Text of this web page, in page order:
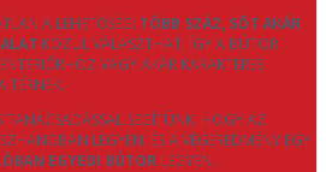
A LEHETŐSÉG: TÖBB SZÁZ, SŐT AKÁR
KÖZÜL VÁLASZTHAT, ÍGY A BÚTOR
VAGY AKÁR KARAKTERES
TÉRNEK.
TANÁCSADÁSSAL SEGÍTÜNK, HOGY AZ
LEGYEN, ÉS A VÉGEREDMÉNY EGY
EGYEDI BÚTOR LEGYEN.